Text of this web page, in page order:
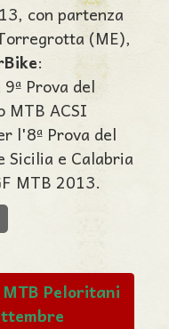
con partenza
(ME),
:
Prova del
MTB ACSI
l'8ª Prova del
Sicilia e Calabria
MTB 2013.
Peloritani